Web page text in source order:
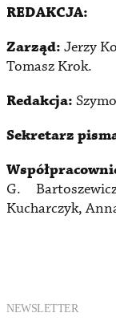
REDAKCJA:
Zarząd: Jerzy
Tomasz Krok.
Redakcja:
Sekretarz
G.
Kucharczyk,
NEWSLETTER